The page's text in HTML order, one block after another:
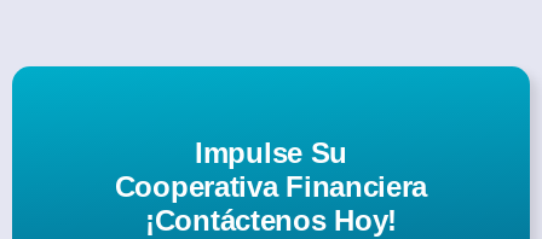
Impulse Su
Cooperativa Financiera
¡Contáctenos Hoy!